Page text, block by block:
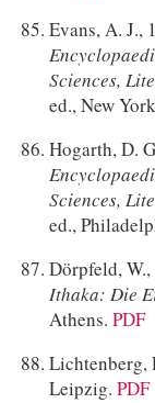
Evans, A. J.,
Sciences,
ed., New
Hogarth, D.
Sciences,
ed.,
Dörpfeld, W.,
Ithaka: Die
Athens. PDF
Lichtenberg,
Leipzig. PDF